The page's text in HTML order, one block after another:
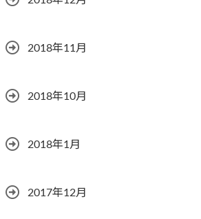
2018年11月
2018年10月
2018年1月
2017年12月